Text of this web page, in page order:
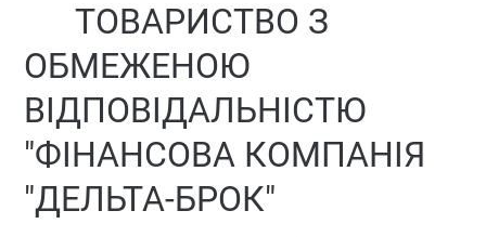
ТОВАРИСТВО З
ОБМЕЖЕНОЮ
ВІДПОВІДАЛЬНІСТЮ
"ФІНАНСОВА КОМПАНІЯ
"ДЕЛЬТА-БРОК"